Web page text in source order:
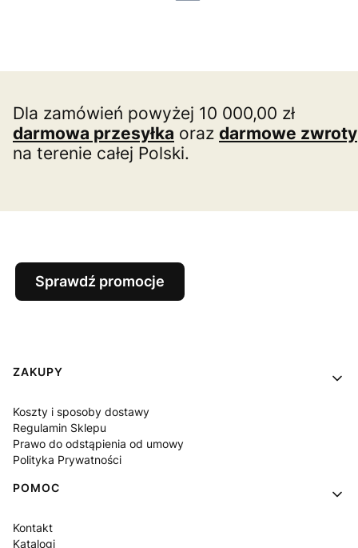
Dla zamówień powyżej 10 000,00 zł
darmowa przesyłka oraz darmowe zwroty
na terenie całej Polski.
Sprawdź promocje
Linki w stopce
ZAKUPY
Koszty i sposoby dostawy
Regulamin Sklepu
Prawo do odstąpienia od umowy
Polityka Prywatności
POMOC
Kontakt
Katalogi